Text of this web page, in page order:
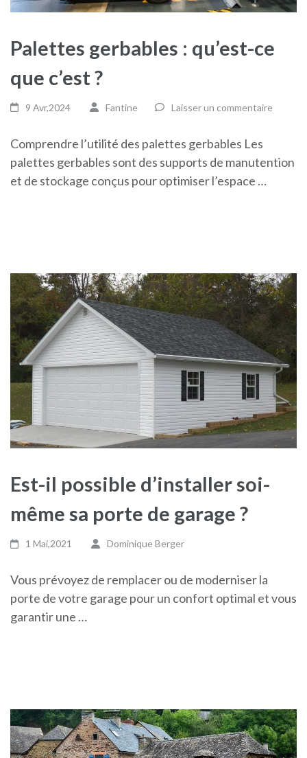
Palettes gerbables : qu’est-ce
que c’est ?
9 Avr,2024 Fantine Laisser un commentaire
Comprendre l’utilité des palettes gerbables Les
palettes gerbables sont des supports de manutention
et de stockage conçus pour optimiser l’espace …
Est-il possible d’installer soi-
même sa porte de garage ?
1 Mai,2021 Dominique Berger
Vous prévoyez de remplacer ou de moderniser la
porte de votre garage pour un confort optimal et vous
garantir une …